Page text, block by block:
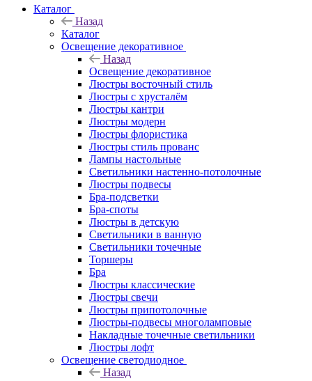
Каталог
Назад
Каталог
Освещение декоративное
Назад
Освещение декоративное
Люстры восточный стиль
Люстры с хрусталём
Люстры кантри
Люстры модерн
Люстры флористика
Люстры стиль прованс
Лампы настольные
Светильники настенно-потолочные
Люстры подвесы
Бра-подсветки
Бра-споты
Люстры в детскую
Светильники в ванную
Светильники точечные
Торшеры
Бра
Люстры классические
Люстры свечи
Люстры припотолочные
Люстры-подвесы многоламповые
Накладные точечные светильники
Люстры лофт
Освещение светодиодное
Назад